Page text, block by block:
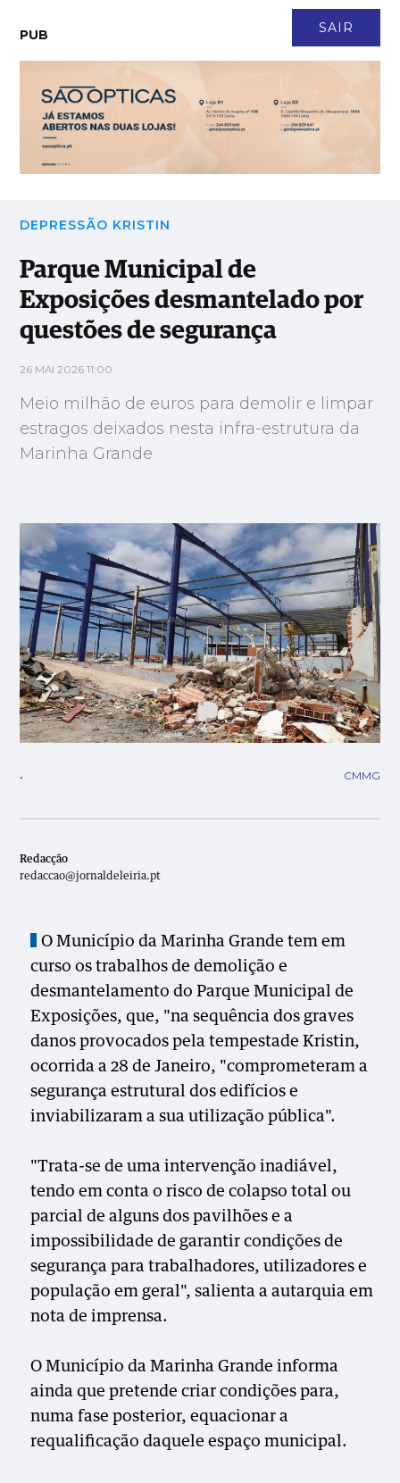
SAIR
PUB
Parque Municipal de Exposições desmantelado por questões
de segurança
DEPRESSÃO KRISTIN
Parque Municipal de
Exposições desmantelado por
questões de segurança
26 MAI 2026 11:00
Meio milhão de euros para demolir e limpar
estragos deixados nesta infra-estrutura da
Marinha Grande
. CMMG
Redacção
redaccao@jornaldeleiria.pt
O Município da Marinha Grande tem em
curso os trabalhos de demolição e
desmantelamento do Parque Municipal de
Exposições, que, "na sequência dos graves
danos provocados pela tempestade Kristin,
ocorrida a 28 de Janeiro, "comprometeram a
segurança estrutural dos edifícios e
inviabilizaram a sua utilização pública".
"Trata-se de uma intervenção inadiável,
tendo em conta o risco de colapso total ou
parcial de alguns dos pavilhões e a
impossibilidade de garantir condições de
segurança para trabalhadores, utilizadores e
população em geral", salienta a autarquia em
nota de imprensa.
O Município da Marinha Grande informa
ainda que pretende criar condições para,
numa fase posterior, equacionar a
requalificação daquele espaço municipal.